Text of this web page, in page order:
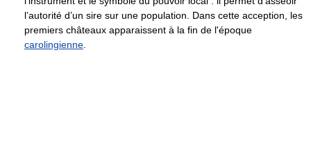
l’autorité d’un sire sur une population. Dans cette acception, les
premiers châteaux apparaissent à la fin de l'époque
carolingienne